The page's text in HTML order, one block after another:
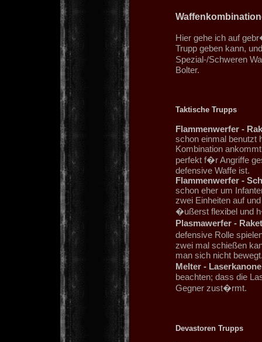
Hier gehe ich auf
Trupp geben kann,
Spezial-/Schweren
Bolter.
Taktische Trupps
Flammenwerfer -
schon einmal benutzt
Kombination
perfekt f�r Angriffe
defensive Waffe ist.
Flammenwerfer -
schon eher um
zwei Einheiten auf
�ußerst flexibel und
Plasmawerfer -
defensive Rolle
zwei mal schießen
man sich nicht
Melter -
beachten; dass die
Gegner zust�rmt.
Devastoren Trupps